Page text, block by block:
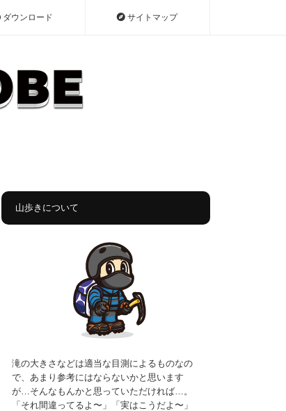
ダウンロード サイトマップ
山歩きについて
滝の大きさなどは適当な目測によるものなの
で、あまり参考にはならないかと思います
が…そんなもんかと思っていただければ…。
「それ間違ってるよ〜」「実はこうだよ〜」